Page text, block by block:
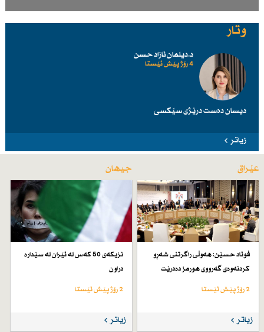
وتار
د.دیلمان ئازاد حسن
4 رۆژ پێش ئێستا
دیسان دەست درێژی سێكسی
زیاتر
عێراق
فوئاد حسێن: هەوڵی راگرتنی شەڕو
كردنەوەی گەرووی هورمز دەدرێت
2 رۆژ پێش ئێستا
زیاتر
جیهان
نزیكەی 50 كەس لە ئێران لە سێدارە
دراون
2 رۆژ پێش ئێستا
زیاتر